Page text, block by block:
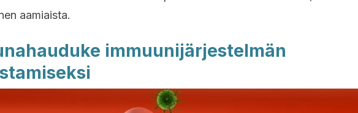
aamiaista.
immuunijärjestelmän